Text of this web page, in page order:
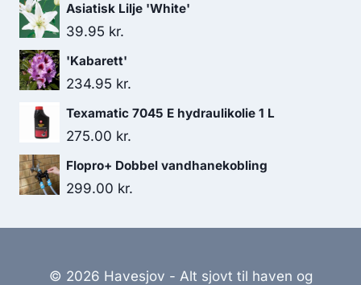
Asiatisk Lilje 'White'
39.95 kr.
'Kabarett'
234.95 kr.
Texamatic 7045 E hydraulikolie 1 L
275.00 kr.
Flopro+ Dobbel vandhanekobling
299.00 kr.
© 2026 Havesjov - Alt sjovt til haven og